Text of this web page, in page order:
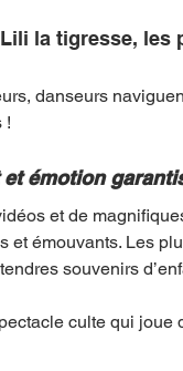
la tigresse,
danseurs
!
émotion
et de
et émouvants. Les
souvenirs
culte qui joue